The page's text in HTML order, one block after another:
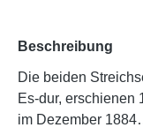
Beschreibung
Die beiden
Es-dur, erschienen
im Dezember